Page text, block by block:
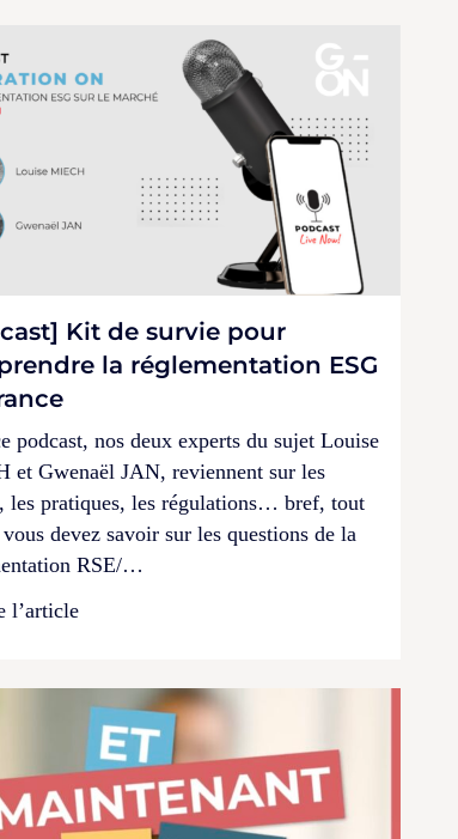
Kit de survie pour
la réglementation ESG
podcast, nos deux experts du sujet Louise
et Gwenaël JAN, reviennent sur les
les pratiques, les régulations… bref, tout
devez savoir sur les questions de la
RSE/…
l’article